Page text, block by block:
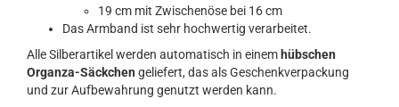
19 cm mit Zwischenöse bei 16 cm
Das Armband ist sehr hochwertig verarbeitet.
​Alle Silberartikel werden automatisch in einem hübschen
Organza-Säckchen geliefert, das als Geschenkverpackung
und zur Aufbewahrung genutzt werden kann.